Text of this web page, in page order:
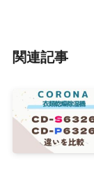
関連記事